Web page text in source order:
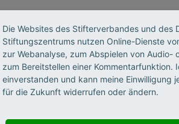
zeichnen sich alle durch ihr
mitzugestalten und durch ihr
Die Projekte der
Hochschulen ausgelegt und
Die Websites des Stifterverbandes und des
Stiftungszentrums nutzen Online-Dienste
zur Webanalyse, zum Abspielen von Audio-
zum Bereitstellen einer Kommentarfunktion.
einverstanden und kann meine Einwilligung
für die Zukunft widerrufen oder ändern.